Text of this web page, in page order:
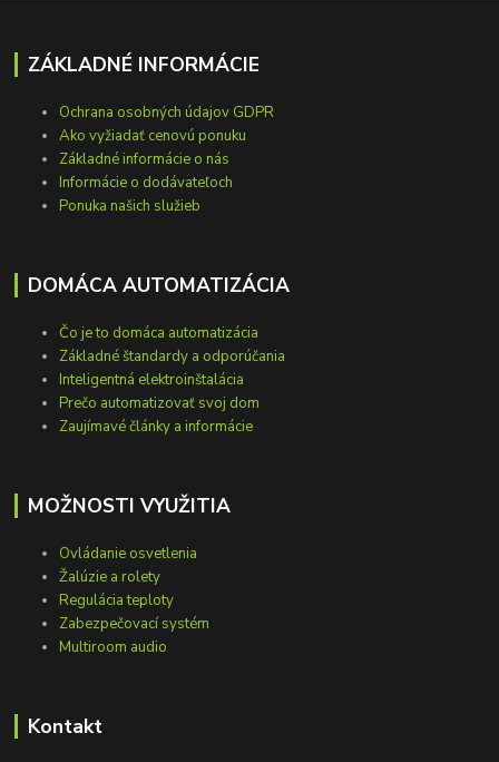
ZÁKLADNÉ INFORMÁCIE
Ochrana osobných údajov GDPR
Ako vyžiadať cenovú ponuku
Základné informácie o nás
Informácie o dodávateľoch
Ponuka našich služieb
DOMÁCA AUTOMATIZÁCIA
Čo je to domáca automatizácia
Základné štandardy a odporúčania
Inteligentná elektroinštalácia
Prečo automatizovať svoj dom
Zaujímavé články a informácie
MOŽNOSTI VYUŽITIA
Ovládanie osvetlenia
Žalúzie a rolety
Regulácia teploty
Zabezpečovací systém
Multiroom audio
Kontakt